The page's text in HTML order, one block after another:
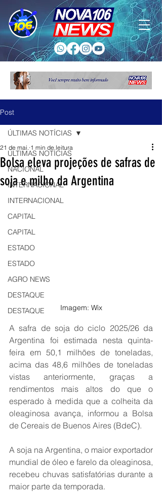
Post
ÚLTIMAS NOTÍCIAS
NACIONAL
INTERNACIONAL
INTERNACIONAL
CAPITAL
CAPITAL
ESTADO
ESTADO
AGRO NEWS
DESTAQUE
DESTAQUE
ÚLTIMAS NOTÍCIAS
Bolsa eleva projeções de safras de
soja e milho da Argentina
21 de mai. 1 min de leitura
Imagem: Wix
A safra de soja do ciclo 2025/26 da
Argentina foi estimada nesta quinta-
feira em 50,1 milhões de toneladas,
acima das 48,6 milhões de toneladas
vistas anteriormente, graças a
rendimentos mais altos do que o
esperado à medida que a colheita da
oleaginosa avança, informou a Bolsa
de Cereais de Buenos Aires (BdeC).
A soja na Argentina, o maior exportador
mundial de óleo e farelo da oleaginosa,
recebeu chuvas satisfatórias durante a
maior parte da temporada.